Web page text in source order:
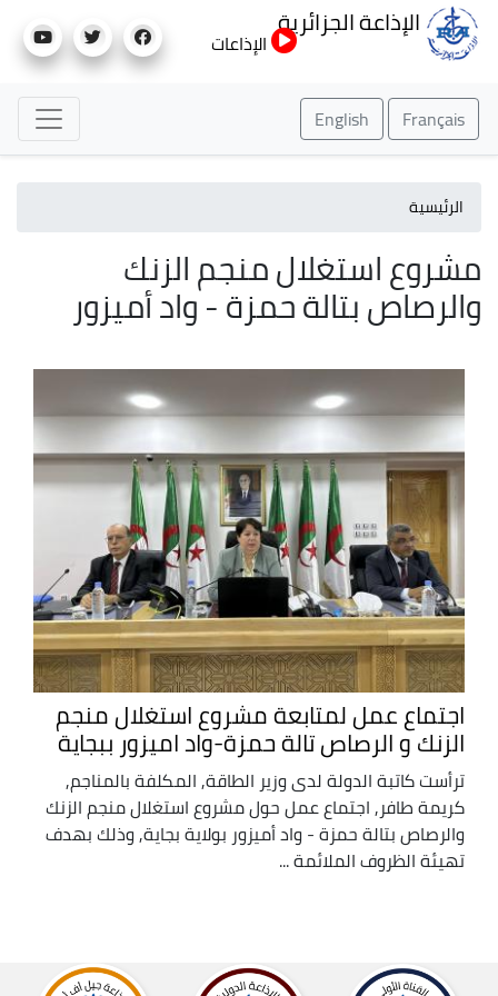
إلى
الإذاعة الجزائرية
الإذاعات
Français
English
الرئيسية
مشروع استغلال منجم الزنك
والرصاص بتالة حمزة - واد أميزور
اجتماع عمل لمتابعة مشروع استغلال منجم
الزنك و الرصاص تالة حمزة-واد اميزور ببجاية
ترأست كاتبة الدولة لدى وزير الطاقة, المكلفة بالمناجم,
كريمة طافر, اجتماع عمل حول مشروع استغلال منجم الزنك
والرصاص بتالة حمزة - واد أميزور بولاية بجاية, وذلك بهدف
تهيئة الظروف الملائمة ...